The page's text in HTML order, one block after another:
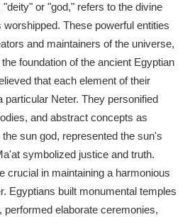
or "god," refers to the divine
These powerful entities
and maintainers of the universe,
foundation of the ancient Egyptian
that each element of their
particular Neter. They personified
and abstract concepts as
sun god, represented the sun's
symbolized justice and truth.
crucial in maintaining a harmonious
Egyptians built monumental temples
performed elaborate ceremonies,